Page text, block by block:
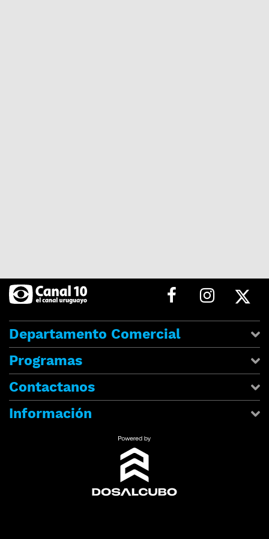
Departamento Comercial
Programas
Contactanos
Información